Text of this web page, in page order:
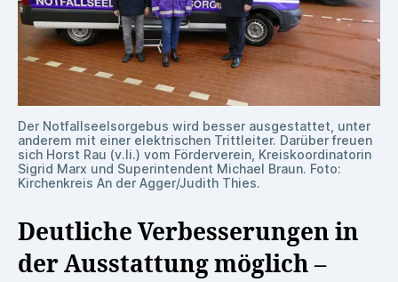
Der Notfallseelsorgebus wird besser ausgestattet, unter
anderem mit einer elektrischen Trittleiter. Darüber freuen
sich Horst Rau (v.li.) vom Förderverein, Kreiskoordinatorin
Sigrid Marx und Superintendent Michael Braun. Foto:
Kirchenkreis An der Agger/Judith Thies.
Deutliche Verbesserungen in
der Ausstattung möglich –